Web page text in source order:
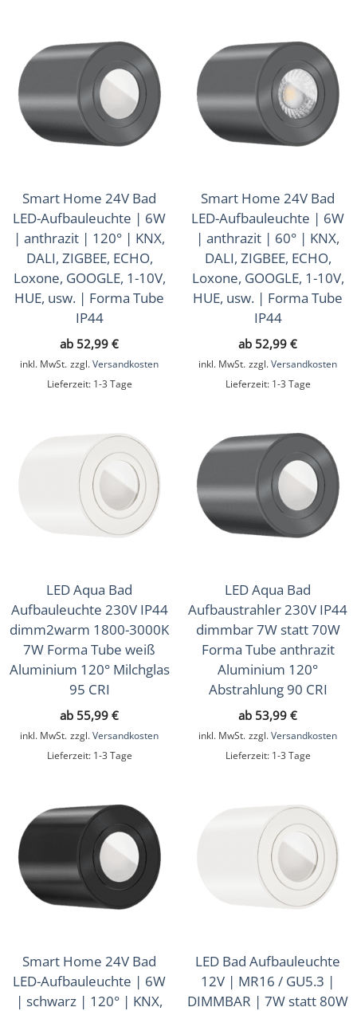
Smart Home 24V Bad
LED-Aufbauleuchte | 6W
| anthrazit | 120° | KNX,
DALI, ZIGBEE, ECHO,
Loxone, GOOGLE, 1-10V,
HUE, usw. | Forma Tube
IP44
ab 52,99 €
inkl. MwSt. zzgl. Versandkosten
Lieferzeit: 1-3 Tage
Smart Home 24V Bad
LED-Aufbauleuchte | 6W
| anthrazit | 60° | KNX,
DALI, ZIGBEE, ECHO,
Loxone, GOOGLE, 1-10V,
HUE, usw. | Forma Tube
IP44
ab 52,99 €
inkl. MwSt. zzgl. Versandkosten
Lieferzeit: 1-3 Tage
LED Aqua Bad
Aufbauleuchte 230V IP44
dimm2warm 1800-3000K
7W Forma Tube weiß
Aluminium 120° Milchglas
95 CRI
ab 55,99 €
inkl. MwSt. zzgl. Versandkosten
Lieferzeit: 1-3 Tage
LED Aqua Bad
Aufbaustrahler 230V IP44
dimmbar 7W statt 70W
Forma Tube anthrazit
Aluminium 120°
Abstrahlung 90 CRI
ab 53,99 €
inkl. MwSt. zzgl. Versandkosten
Lieferzeit: 1-3 Tage
Smart Home 24V Bad
LED-Aufbauleuchte | 6W
| schwarz | 120° | KNX,
LED Bad Aufbauleuchte
12V | MR16 / GU5.3 |
DIMMBAR | 7W statt 80W